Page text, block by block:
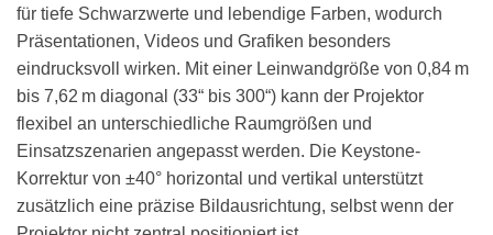
für tiefe Schwarzwerte und lebendige Farben, wodurch
Präsentationen, Videos und Grafiken besonders
eindrucksvoll wirken. Mit einer Leinwandgröße von 0,84 m
bis 7,62 m diagonal (33“ bis 300“) kann der Projektor
flexibel an unterschiedliche Raumgrößen und
Einsatzszenarien angepasst werden. Die Keystone-
Korrektur von ±40° horizontal und vertikal unterstützt
zusätzlich eine präzise Bildausrichtung, selbst wenn der